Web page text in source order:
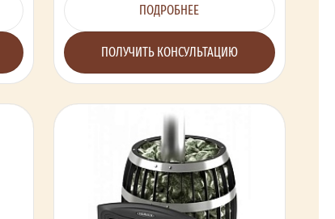
ПОДРОБНЕЕ
ПОЛУЧИТЬ КОНСУЛЬТАЦИЮ